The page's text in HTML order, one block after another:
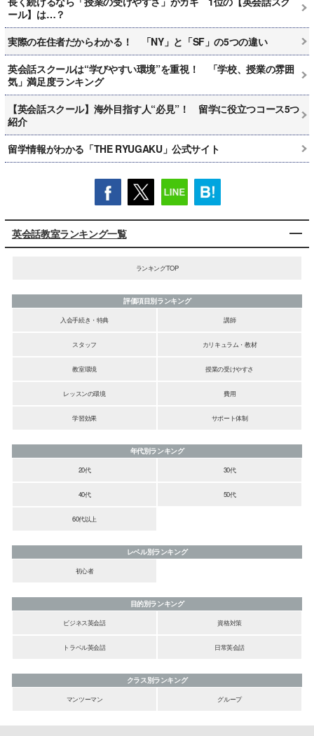
ール】は…？
実際の在住者だからわかる！ 「NY」と「SF」の5つの違い
英会話スクールは“学びやすい環境”を重視！ 「学校、授業の雰囲
気」満足度ランキング
【英会話スクール】海外目指す人“必見”！ 留学に役立つコース5つ
紹介
留学情報がわかる「THE RYUGAKU」公式サイト
英会話教室ランキング一覧
ランキングTOP
評価項目別ランキング
入会手続き・特典
講師
スタッフ カリキュラム・教材
教室環境 授業の受けやすさ
レッスンの環境 費用
学習効果 サポート体制
年代別ランキング
20代
30代
40代 50代
60代以上
レベル別ランキング
初心者
目的別ランキング
ビジネス英会話
資格対策
トラベル英会話 日常英会話
クラス別ランキング
マンツーマン
グループ